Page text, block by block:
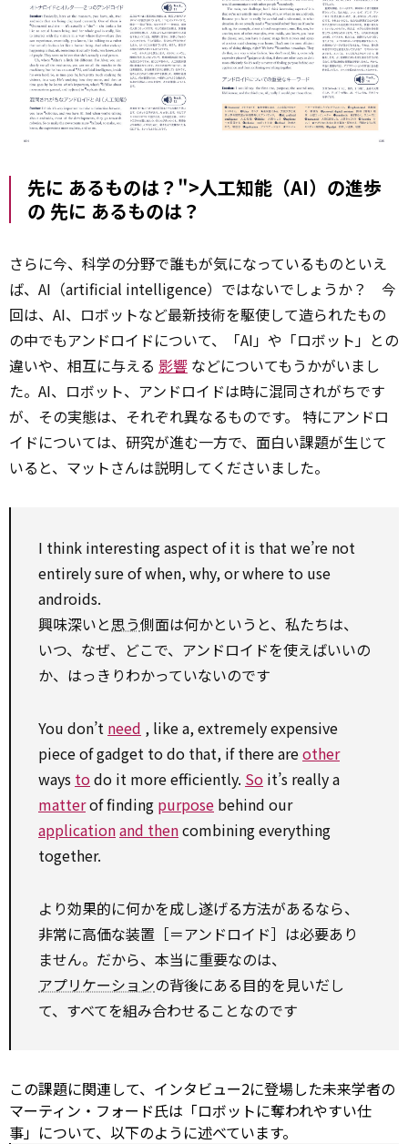
先に あるものは？">人工知能（AI）の進歩
の 先に あるものは？
さらに今、科学の分野で誰もが気になっているものといえ
ば、AI（artificial intelligence）ではないでしょうか？ 今
回は、AI、ロボットなど最新技術を駆使して造られたもの
の中でもアンドロイドについて、「AI」や「ロボット」との
違いや、相互に与える 影響 などについてもうかがいまし
た。AI、ロボット、アンドロイドは時に混同されがちです
が、その実態は、それぞれ異なるものです。 特にアンドロ
イドについては、研究が進む一方で、面白い課題が生じて
いると、マットさんは説明してくださいました。
I think interestingaspect of it is that we’re not
entirely sure of when, why, or where to use
androids.
興味深いと思う側面は何かというと、私たちは、
いつ、なぜ、どこで、アンドロイドを使えばいいの
か、はっきりわかっていないのです
You don’t need , like a, extremely expensive
piece of gadget to do that, if there areother
ways todo it more efficiently. So it’s really a
matterof finding purpose behind our
applicationand thencombining everything
together.
より効果的に何かを成し遂げる方法があるなら、
非常に高価な装置［＝アンドロイド］は必要あり
ません。だから、本当に重要なのは、
アプリケーションの背後にある目的を見いだし
て、すべてを組み合わせることなのです
この課題に関連して、インタビュー2に登場した未来学者の
マーティン・フォード氏は「ロボットに奪われやすい仕
事」について、以下のように述べています。